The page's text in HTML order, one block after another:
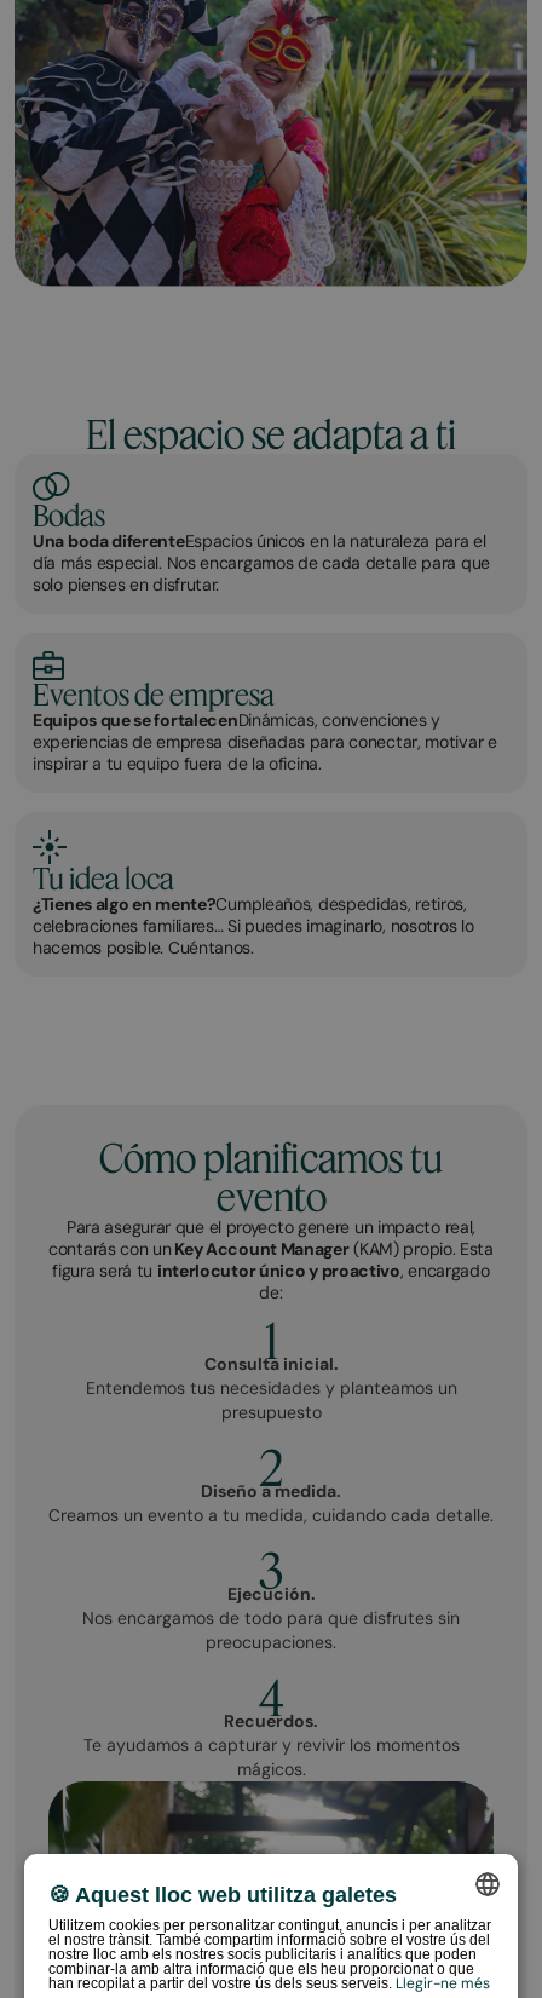
El espacio se adapta a ti
Bodas
Una boda diferenteEspacios únicos en la naturaleza para el
día más especial. Nos encargamos de cada detalle para que
solo pienses en disfrutar.
Eventos de empresa
Equipos que se fortalecenDinámicas, convenciones y
experiencias de empresa diseñadas para conectar, motivar e
inspirar a tu equipo fuera de la oficina.
Tu idea loca
¿Tienes algo en mente?Cumpleaños, despedidas, retiros,
celebraciones familiares… Si puedes imaginarlo, nosotros lo
hacemos posible. Cuéntanos.
Cómo planificamos tu
evento
Para asegurar que el proyecto genere un impacto real,
contarás con un Key Account Manager(KAM) propio. Esta
figura será tu interlocutor único y proactivo, encargado
de:
1
Consulta inicial.
Entendemos tus necesidades y planteamos un
presupuesto
2
Diseño a medida.
Creamos un evento a tu medida, cuidando cada detalle.
3
Ejecución.
Nos encargamos de todo para que disfrutes sin
preocupaciones.
4
Recuerdos.
Te ayudamos a capturar y revivir los momentos
mágicos.
SPANISH
ENGLISH
🍪 Aquest lloc web utilitza galetes
Utilitzem cookies per personalitzar contingut, anuncis i per analitzar
el nostre trànsit. També compartim informació sobre el vostre ús del
nostre lloc amb els nostres socis publicitaris i analítics que poden
combinar-la amb altra informació que els heu proporcionat o que
han recopilat a partir del vostre ús dels seus serveis. Llegir-ne més